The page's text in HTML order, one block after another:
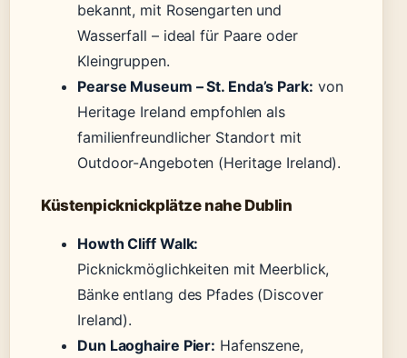
bekannt, mit Rosengarten und
Wasserfall – ideal für Paare oder
Kleingruppen.
Pearse Museum – St. Enda’s Park: von
Heritage Ireland empfohlen als
familienfreundlicher Standort mit
Outdoor-Angeboten (Heritage Ireland).
Küstenpicknickplätze nahe Dublin
Howth Cliff Walk:
Picknickmöglichkeiten mit Meerblick,
Bänke entlang des Pfades (Discover
Ireland).
Dun Laoghaire Pier: Hafenszene,